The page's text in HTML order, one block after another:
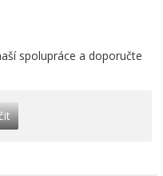
spolupráce a doporučte